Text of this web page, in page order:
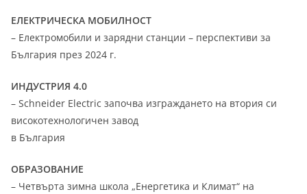
ЕЛЕКТРИЧЕСКА МОБИЛНОСТ
– Електромобили и зарядни станции – перспективи за
България през 2024 г.
ИНДУСТРИЯ 4.0
– Schneider Electric започва изграждането на втория си
високотехнологичен завод
в България
ОБРАЗОВАНИЕ
– Четвърта зимна школа „Енергетика и Климат“ на